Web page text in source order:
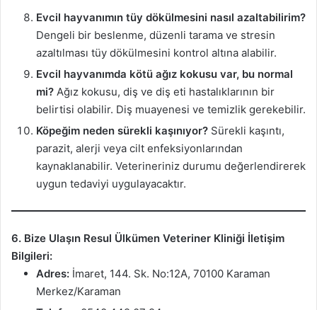
Evcil hayvanımın tüy dökülmesini nasıl azaltabilirim?
Dengeli bir beslenme, düzenli tarama ve stresin
azaltılması tüy dökülmesini kontrol altına alabilir.
Evcil hayvanımda kötü ağız kokusu var, bu normal
mi? Ağız kokusu, diş ve diş eti hastalıklarının bir
belirtisi olabilir. Diş muayenesi ve temizlik gerekebilir.
Köpeğim neden sürekli kaşınıyor? Sürekli kaşıntı,
parazit, alerji veya cilt enfeksiyonlarından
kaynaklanabilir. Veterineriniz durumu değerlendirerek
uygun tedaviyi uygulayacaktır.
6. Bize Ulaşın Resul Ülkümen Veteriner Kliniği İletişim
Bilgileri:
Adres: İmaret, 144. Sk. No:12A, 70100 Karaman
Merkez/Karaman